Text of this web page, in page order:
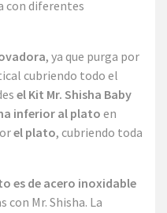
con diferentes
, ya que purga por
cubriendo todo el
el Kit Mr. Shisha Baby
inferior al plato en
el plato, cubriendo toda
es de acero inoxidable
con Mr. Shisha. La